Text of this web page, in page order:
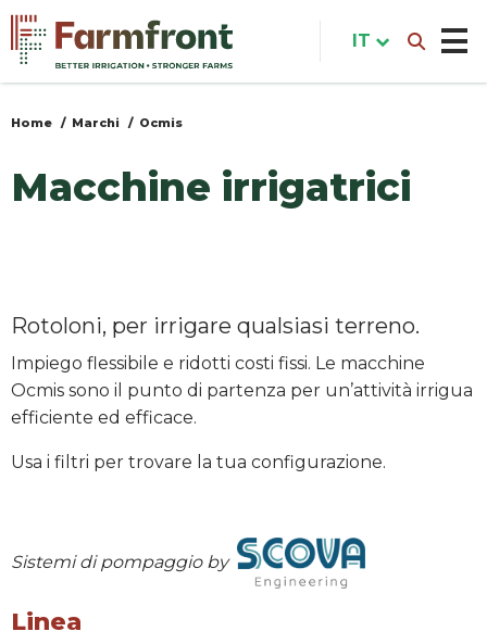
Salta
contenuto
principale
Tu
qui
Home Marchi Ocmis
Macchine irrigatrici
Rotoloni, per irrigare qualsiasi terreno.
Impiego flessibile e ridotti costi fissi. Le macchine
Ocmis sono il punto di partenza per un’attività irrigua
efficiente ed efficace.
Usa i filtri per trovare la tua configurazione.
Sistemi di pompaggio by
Linea
IT